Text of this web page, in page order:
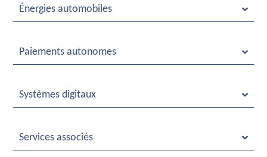
Énergies automobiles
Paiements autonomes
Systèmes digitaux
Services associés